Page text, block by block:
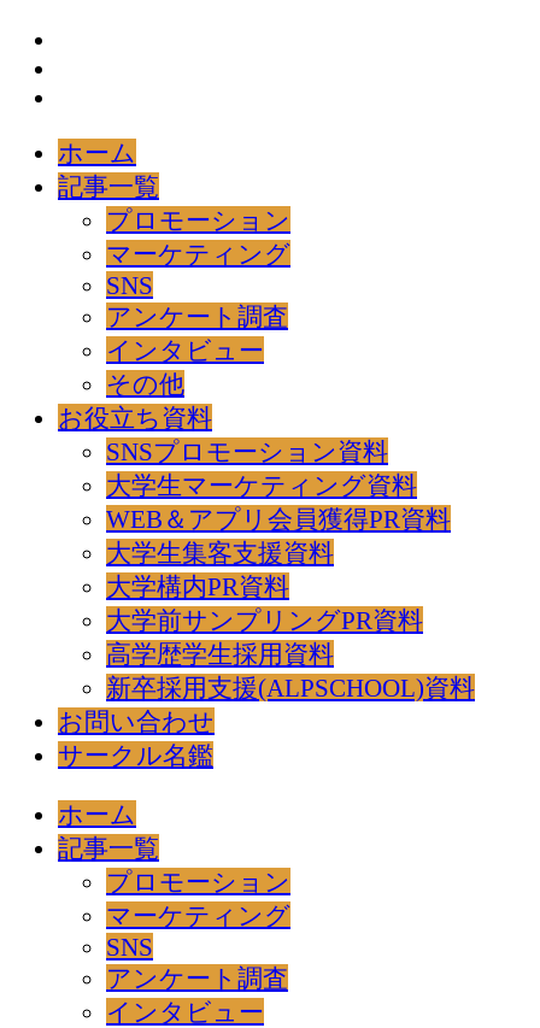
ホーム
記事一覧
プロモーション
マーケティング
SNS
アンケート調査
インタビュー
その他
お役立ち資料
SNSプロモーション資料
大学生マーケティング資料
WEB＆アプリ会員獲得PR資料
大学生集客支援資料
大学構内PR資料
大学前サンプリングPR資料
高学歴学生採用資料
新卒採用支援(ALPSCHOOL)資料
お問い合わせ
サークル名鑑
ホーム
記事一覧
プロモーション
マーケティング
SNS
アンケート調査
インタビュー